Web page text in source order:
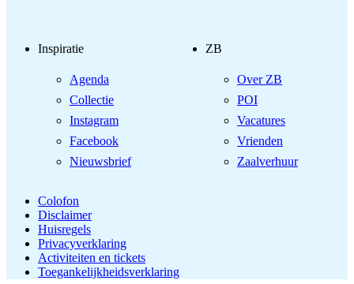
Inspiratie
Agenda
Collectie
Instagram
Facebook
Nieuwsbrief
ZB
Over ZB
POI
Vacatures
Vrienden
Zaalverhuur
Colofon
Disclaimer
Huisregels
Privacyverklaring
Activiteiten en tickets
Toegankelijkheidsverklaring